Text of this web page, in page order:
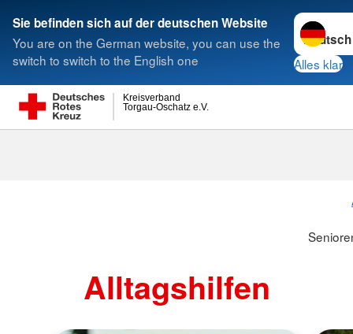
Sie befinden sich auf der deutschen Website
You are on the German website, you can use the
switch to switch to the English one
Sprache
Alles klar
Torgau-Oschatz e.V.
Kreisverband
Suche
Alltagshilfen